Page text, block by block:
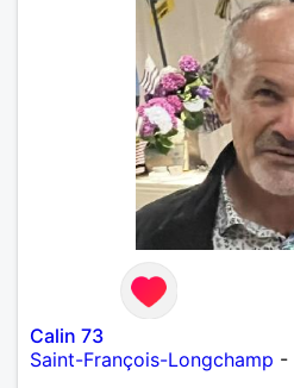
Calin 73
Saint-François-Longchamp -